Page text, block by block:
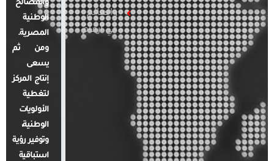
والعالم
في أرقام
والمصالح
الوطنية
المصرية.
ومن ثم
يسعى
إنتاج المركز
لتغطية
الأولويات
الوطنية،
وتوفير رؤية
استباقية